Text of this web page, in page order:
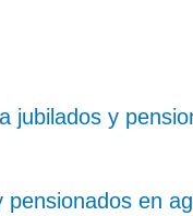
jubilados y
en